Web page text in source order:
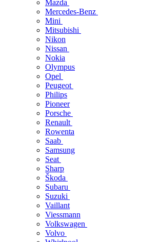
Mazda
Mercedes-Benz
Mini
Mitsubishi
Nikon
Nissan
Nokia
Olympus
Opel
Peugeot
Philips
Pioneer
Porsche
Renault
Rowenta
Saab
Samsung
Seat
Sharp
Škoda
Subaru
Suzuki
Vaillant
Viessmann
Volkswagen
Volvo